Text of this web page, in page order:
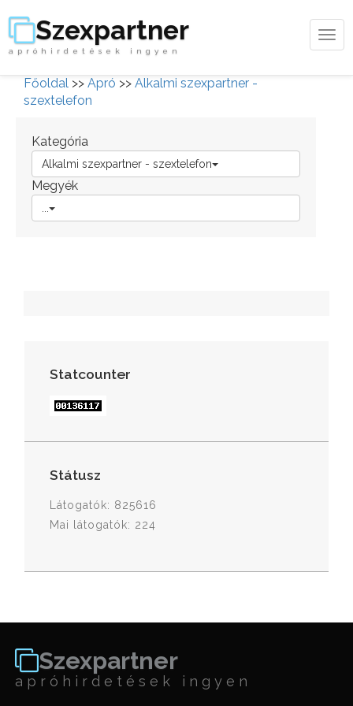
Szexpartner
apróhirdetések ingyen
Főoldal >> Apró >> Alkalmi szexpartner -
szextelefon
Kategória
Alkalmi szexpartner - szextelefon
Megyék
Statcounter
Státusz
Látogatók: 825616
Mai látogatók: 224
Szexpartner
apróhirdetések ingyen